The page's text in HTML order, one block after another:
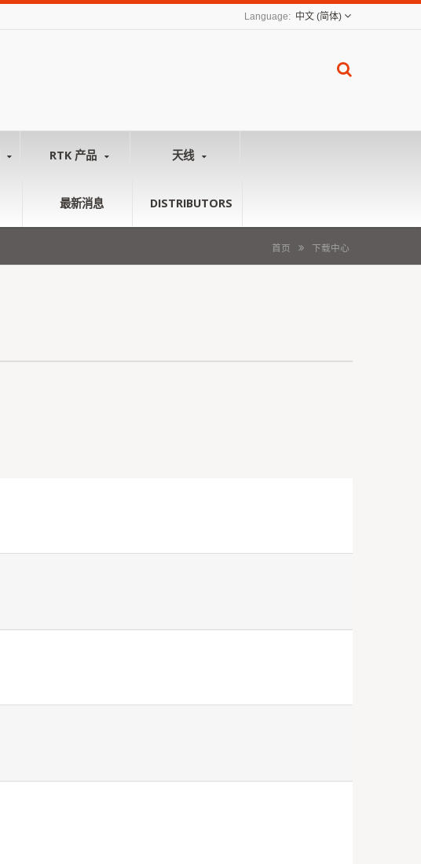
中文 (简体)
RTK 产品 天线
最新消息 DISTRIBUTORS
首页 下载中心